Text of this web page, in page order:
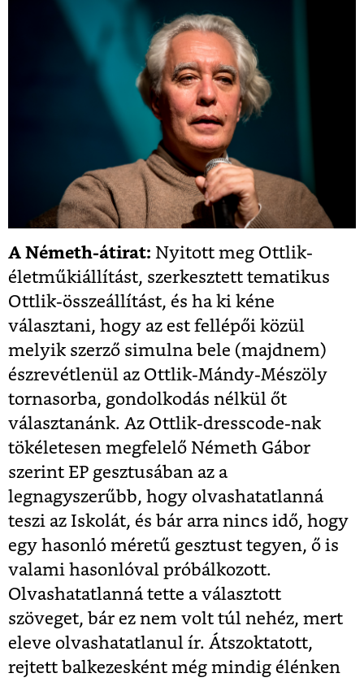
A Németh-átirat: Nyitott meg Ottlik-
életműkiállítást, szerkesztett tematikus
Ottlik-összeállítást, és ha ki kéne
választani, hogy az est fellépői közül
melyik szerző simulna bele (majdnem)
észrevétlenül az Ottlik-Mándy-Mészöly
tornasorba, gondolkodás nélkül őt
választanánk. Az Ottlik-dresscode-nak
tökéletesen megfelelő Németh Gábor
szerint EP gesztusában az a
legnagyszerűbb, hogy olvashatatlanná
teszi az Iskolát, és bár arra nincs idő, hogy
egy hasonló méretű gesztust tegyen, ő is
valami hasonlóval próbálkozott.
Olvashatatlanná tette a választott
szöveget, bár ez nem volt túl nehéz, mert
eleve olvashatatlanul ír. Átszoktatott,
rejtett balkezesként még mindig élénken